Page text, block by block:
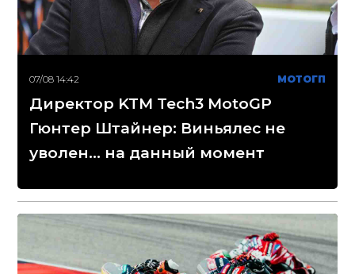
07/08 14:42 МОТОГП
Директор KTM Tech3 MotoGP
Гюнтер Штайнер: Виньялес не
уволен... на данный момент